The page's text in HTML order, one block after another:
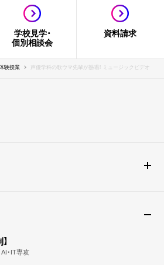
学校見学・
個別相談会
資料請求
験授業 声優学科の歌ウマ先輩が熱唱！ ミュージックビデオ
・IT専攻